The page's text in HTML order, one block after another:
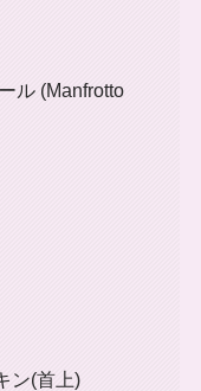
ル (Manfrotto
ン(首上)